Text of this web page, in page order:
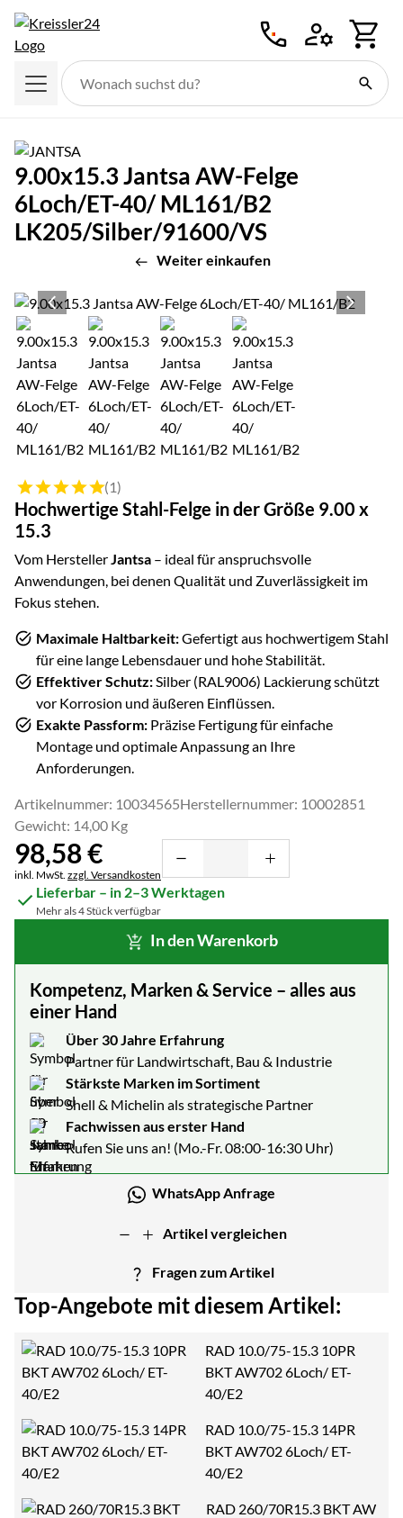
9.00x15.3 Jantsa AW-Felge
6Loch/ET-40/ ML161/B2
LK205/Silber/91600/VS
Weiter einkaufen
Produktgalerie
Zur Kaufbox springen
Bewertung: 5 von 5 (1 Bewertungen)
(1)
Hochwertige Stahl-Felge in der Größe 9.00 x
15.3
Vom Hersteller Jantsa – ideal für anspruchsvolle
Anwendungen, bei denen Qualität und Zuverlässigkeit im
Fokus stehen.
Maximale Haltbarkeit:Gefertigt aus hochwertigem Stahl
für eine lange Lebensdauer und hohe Stabilität.
Effektiver Schutz: Silber (RAL9006) Lackierung schützt
vor Korrosion und äußeren Einflüssen.
Exakte Passform: Präzise Fertigung für einfache
Montage und optimale Anpassung an Ihre
Anforderungen.
Artikelnummer: 10034565Herstellernummer: 10002851
Gewicht: 14,00 Kg
98,58€
Steuerhinweis:
inkl. MwSt. zzgl. Versandkosten
Lieferbar – in 2–3 Werktagen
Mehr als 4 Stück verfügbar
In den Warenkorb
Kompetenz, Marken & Service – alles aus
einer Hand
Über 30 Jahre Erfahrung
Partner für Landwirtschaft, Bau & Industrie
Stärkste Marken im Sortiment
Shell & Michelin als strategische Partner
Fachwissen aus erster Hand
Rufen Sie uns an! (Mo.-Fr. 08:00-16:30 Uhr)
WhatsApp Anfrage
Artikel vergleichen
Fragen zum Artikel
Top-Angebote mit diesem Artikel:
RAD 10.0/75-15.3 10PR
BKT AW702 6Loch/ ET-
40/E2
RAD 10.0/75-15.3 14PR
BKT AW702 6Loch/ ET-
40/E2
RAD 260/70R15.3 BKT AW